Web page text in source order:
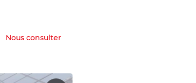
Nous consulter